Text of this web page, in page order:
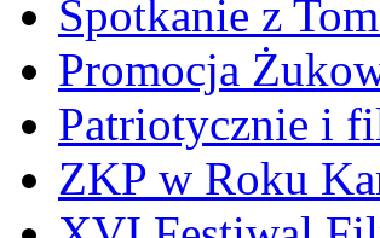
Spotkanie z
Promocja
Patriotycznie i
ZKP w Roku